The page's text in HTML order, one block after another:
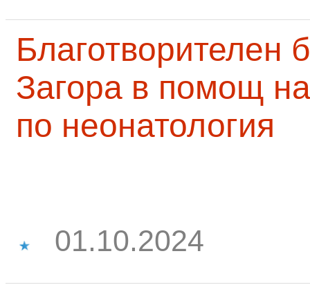
Благотворителен
Загора в помощ
по неонатология
01.10.2024